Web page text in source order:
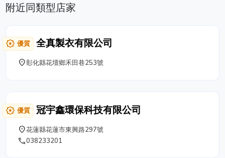
附近同類型店家
award_star 優質 全真製衣有限公司
place彰化縣花壇鄉禾田巷253號
award_star 優質 冠宇鑫環保科技有限公司
place花蓮縣花蓮市東興路297號
phone038233201